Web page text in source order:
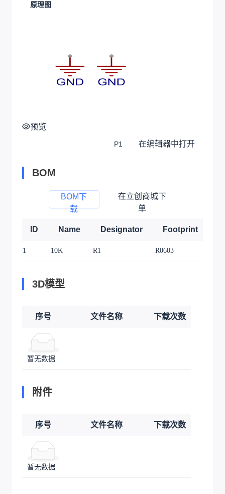
原理图
预览
P1 在编辑器中打开
BOM
BOM下
载
在立创商城下
单
ID Name Designator Footprint
1 10K R1 R0603
3D模型
序号 文件名称 下载次数
暂无数据
附件
序号 文件名称 下载次数
暂无数据